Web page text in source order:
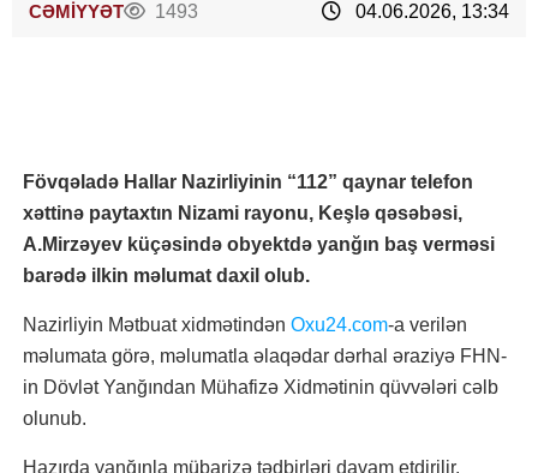
CƏMİYYƏT 1493 04.06.2026, 13:34
Fövqəladə Hallar Nazirliyinin “112” qaynar telefon
xəttinə paytaxtın Nizami rayonu, Keşlə qəsəbəsi,
A.Mirzəyev küçəsində obyektdə yanğın baş verməsi
barədə ilkin məlumat daxil olub.
Nazirliyin Mətbuat xidmətindən Oxu24.com-a verilən
məlumata görə, məlumatla əlaqədar dərhal əraziyə FHN-
in Dövlət Yanğından Mühafizə Xidmətinin qüvvələri cəlb
olunub.
Hazırda yanğınla mübarizə tədbirləri davam etdirilir.